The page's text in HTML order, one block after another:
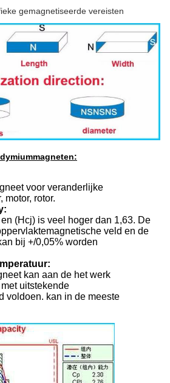
gemagnetiseerde vereisten
voor veranderlijke
motor, rotor.
(Hcj) is veel hoger dan 1,63. De
veld en de
bij +/0,05% worden
kan aan de het werk
uitstekende
voldoen. kan in de meeste